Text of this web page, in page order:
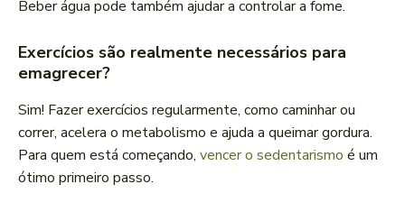
Beber água pode também ajudar a controlar a fome.
Exercícios são realmente necessários para
emagrecer?
Sim! Fazer exercícios regularmente, como caminhar ou
correr, acelera o metabolismo e ajuda a queimar gordura.
Para quem está começando, vencer o sedentarismo é um
ótimo primeiro passo.